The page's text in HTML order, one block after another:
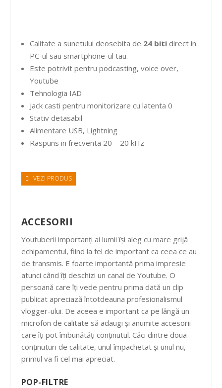
Calitate a sunetului deosebita de 24 bitidirect in
PC-ul sau smartphone-ul tau.
Este potrivit pentru podcasting, voice over,
Youtube
Tehnologia IAD
Jack casti pentru monitorizare cu latenta 0
Stativ detasabil
Alimentare USB, Lightning
Raspuns in frecventa 20 – 20 kHz
VEZI PRODUS
ACCESORII
Youtuberii importanți ai lumii își aleg cu mare grijă
echipamentul, fiind la fel de important ca ceea ce au
de transmis. E foarte importantă prima impresie
atunci când îți deschizi un canal de Youtube. O
persoană care îți vede pentru prima dată un clip
publicat apreciază întotdeauna profesionalismul
vlogger-ului. De aceea e important ca pe lângă un
microfon de calitate să adaugi și anumite accesorii
care îți pot îmbunătăți conținutul. Căci dintre doua
conținuturi de calitate, unul împachetat și unul nu,
primul va fi cel mai apreciat.
POP-FILTRE